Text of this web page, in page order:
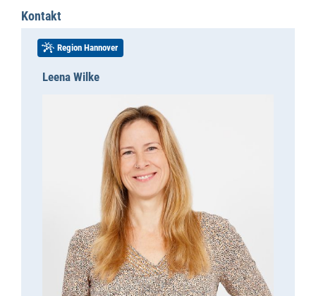
Kontakt
Region Hannover
Leena Wilke